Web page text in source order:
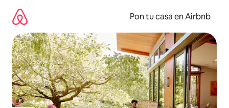
contenido
Pon tu casa en Airbnb